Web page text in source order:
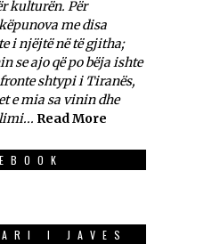
kulturën. Për
me disa
i njëjtë në të gjitha;
se ajo që po bëja ishte
shtypi i Tiranës,
e mia sa vinin dhe
Read More
I JAVES